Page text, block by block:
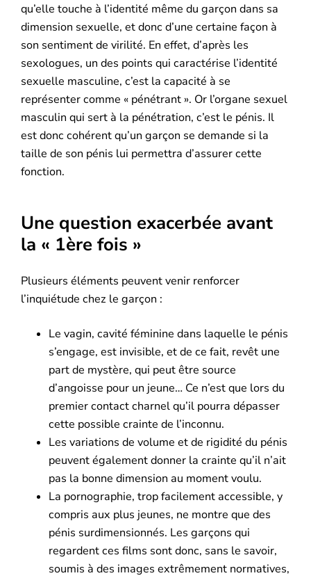
qu’elle touche à l’identité même du garçon dans sa
dimension sexuelle, et donc d’une certaine façon à
son sentiment de virilité. En effet, d’après les
sexologues, un des points qui caractérise l’identité
sexuelle masculine, c’est la capacité à se
représenter comme « pénétrant ». Or l’organe sexuel
masculin qui sert à la pénétration, c’est le pénis. Il
est donc cohérent qu’un garçon se demande si la
taille de son pénis lui permettra d’assurer cette
fonction.
Une question exacerbée avant
la « 1ère fois »
Plusieurs éléments peuvent venir renforcer
l’inquiétude chez le garçon :
Le vagin, cavité féminine dans laquelle le pénis
s’engage, est invisible, et de ce fait, revêt une
part de mystère, qui peut être source
d’angoisse pour un jeune… Ce n’est que lors du
premier contact charnel qu’il pourra dépasser
cette possible crainte de l’inconnu.
Les variations de volume et de rigidité du pénis
peuvent également donner la crainte qu’il n’ait
pas la bonne dimension au moment voulu.
La pornographie, trop facilement accessible, y
compris aux plus jeunes, ne montre que des
pénis surdimensionnés. Les garçons qui
regardent ces films sont donc, sans le savoir,
soumis à des images extrêmement normatives,